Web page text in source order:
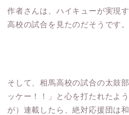
作者さんは、ハイキューが実現
高校の試合を見たのだそうです。
そして、相馬高校の試合の太鼓
ッケー！！」と心を打たれたよ
が）連載したら、絶対応援団は